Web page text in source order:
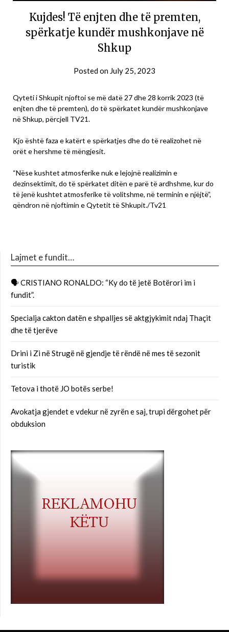
Kujdes! Të enjten dhe të premten,
spërkatje kundër mushkonjave në
Shkup
Posted on July 25, 2023
Qyteti i Shkupit njoftoi se më datë 27 dhe 28 korrik 2023 (të
enjten dhe të premten), do të spërkatet kundër mushkonjave
në Shkup, përcjell TV21.
Kjo është faza e katërt e spërkatjes dhe do të realizohet në
orët e hershme të mëngjesit.
“Nëse kushtet atmosferike nuk e lejojnë realizimin e
dezinsektimit, do të spërkatet ditën e parë të ardhshme, kur do
të jenë kushtet atmosferike të volitshme, në terminin e njëjtë”,
qëndron në njoftimin e Qytetit të Shkupit./Tv21
Lajmet e fundit…
🗣 CRISTIANO RONALDO: “Ky do të jetë Botërori im i
fundit”.
Specialja cakton datën e shpalljes së aktgjykimit ndaj Thaçit
dhe të tjerëve
Drini i Zi në Strugë në gjendje të rëndë në mes të sezonit
turistik
Tetova i thotë JO botës serbe!
Avokatja gjendet e vdekur në zyrën e saj, trupi dërgohet për
obduksion